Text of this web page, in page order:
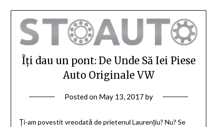
Îți dau un pont: De Unde Să Iei Piese
Auto Originale VW
Posted on May 13, 2017 by
Ți-am povestit vreodată de prietenul Laurențiu? Nu? Se